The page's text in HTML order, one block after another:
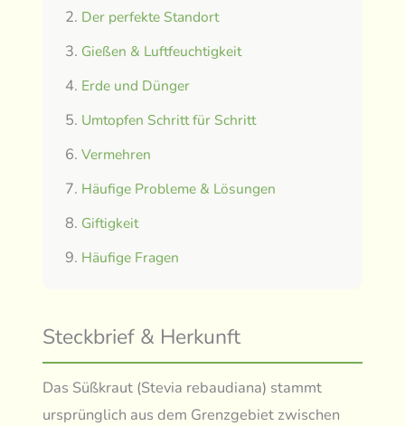
Der perfekte Standort
Gießen & Luftfeuchtigkeit
Erde und Dünger
Umtopfen Schritt für Schritt
Vermehren
Häufige Probleme & Lösungen
Giftigkeit
Häufige Fragen
Steckbrief & Herkunft
Das Süßkraut (Stevia rebaudiana) stammt
ursprünglich aus dem Grenzgebiet zwischen